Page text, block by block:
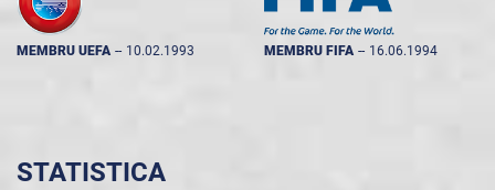
MEMBRU UEFA -- 10.02.1993 MEMBRU FIFA -- 16.06.1994
STATISTICA